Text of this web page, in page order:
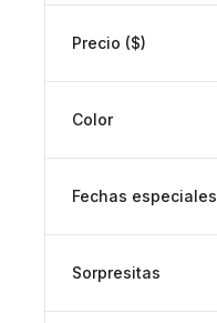
Precio ($)
Color
Fechas especiales
Sorpresitas